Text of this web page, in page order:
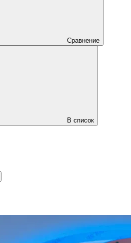
Сравнение
В список